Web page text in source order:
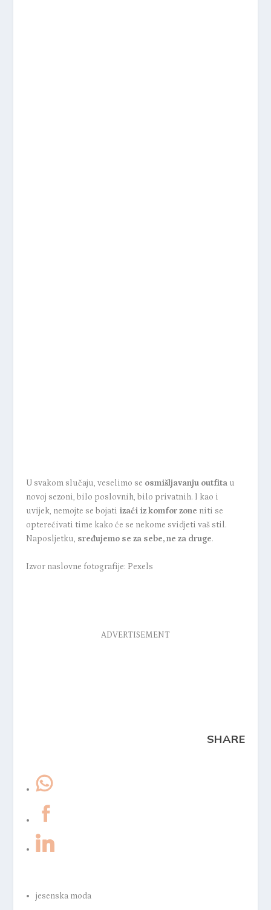
U svakom slučaju, veselimo se osmišljavanju outfitau
novoj sezoni, bilo poslovnih, bilo privatnih. I kao i
uvijek, nemojte se bojati izaći iz komfor zone niti se
opterećivati time kako će se nekome svidjeti vaš stil.
Naposljetku, sređujemo se za sebe, ne za druge.
Izvor naslovne fotografije: Pexels
ADVERTISEMENT
SHARE
jesenska moda